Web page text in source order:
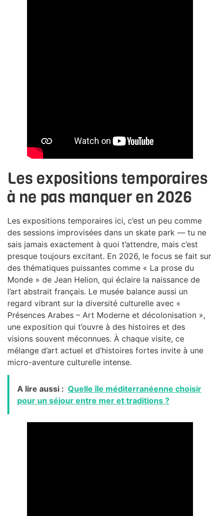
Les expositions temporaires
à ne pas manquer en 2026
Les expositions temporaires ici, c’est un peu comme
des sessions improvisées dans un skate park — tu ne
sais jamais exactement à quoi t’attendre, mais c’est
presque toujours excitant. En 2026, le focus se fait sur
des thématiques puissantes comme « La prose du
Monde » de Jean Helion, qui éclaire la naissance de
l’art abstrait français. Le musée balance aussi un
regard vibrant sur la diversité culturelle avec «
Présences Arabes – Art Moderne et décolonisation »,
une exposition qui t’ouvre à des histoires et des
visions souvent méconnues. À chaque visite, ce
mélange d’art actuel et d’histoires fortes invite à une
micro-aventure culturelle intense.
A lire aussi : Quelle île méditerranéenne choisir
pour un séjour entre mer et traditions ?